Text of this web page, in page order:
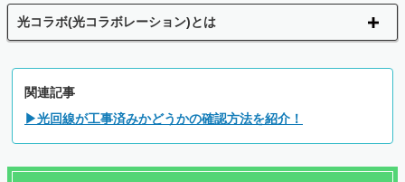
光コラボ(光コラボレーション)とは
関連記事
▶光回線が工事済みかどうかの確認方法を紹介！